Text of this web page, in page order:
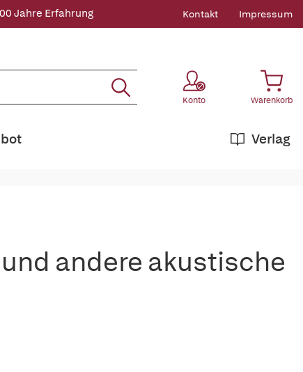
Jahre Erfahrung Kontakt Impressum
Konto Warenkorb
Verlag
andere akustische